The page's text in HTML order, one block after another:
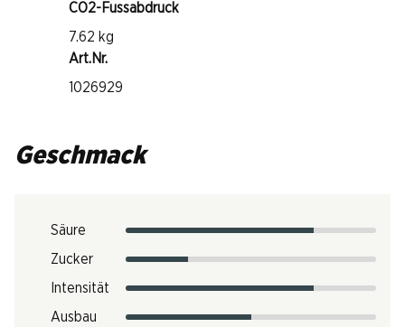
CO2-Fussabdruck
7.62 kg
Art.Nr.
1026929
Geschmack
Säure
Zucker
Intensität
Ausbau